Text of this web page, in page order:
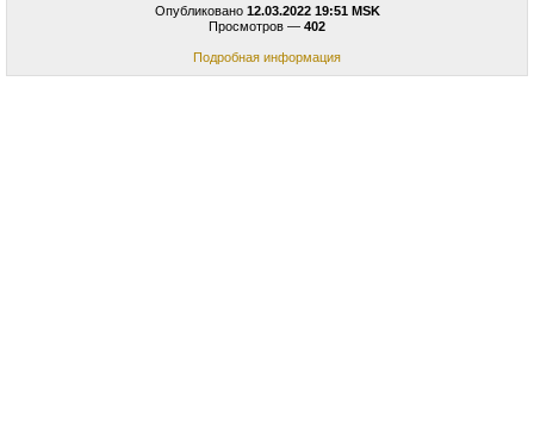
Опубликовано 12.03.2022 19:51 MSK
Просмотров — 402
Подробная информация